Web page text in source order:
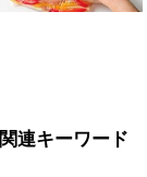
関連キーワード